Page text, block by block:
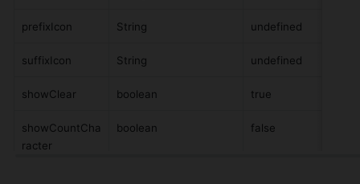
prefixIcon String undefined
suffixIcon String undefined
showClear boolean true
showCountCha
racter
boolean false